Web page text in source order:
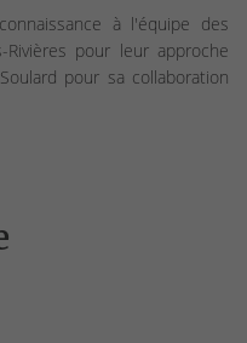
à l'équipe des
pour leur approche
pour sa collaboration